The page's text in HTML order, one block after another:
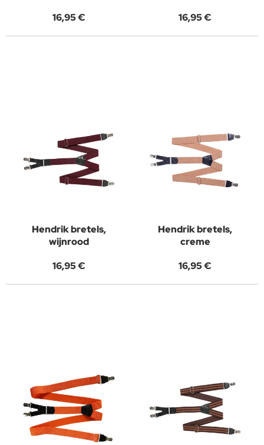
16,95 €
16,95 €
Hendrik bretels,
wijnrood
16,95 €
Hendrik bretels,
creme
16,95 €